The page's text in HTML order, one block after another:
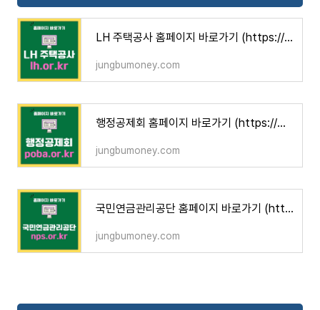
LH 주택공사 홈페이지 바로가기 (https://www.lh.or.kr)
jungbumoney.com
행정공제회 홈페이지 바로가기 (https://www.poba.or.kr)
jungbumoney.com
국민연금관리공단 홈페이지 바로가기 (https://www.nps.or.kr)
jungbumoney.com